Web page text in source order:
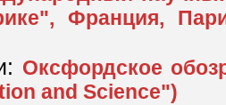
Франция,
Оксфордское
and Science")